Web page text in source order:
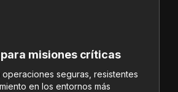
misiones críticas
seguras, resistentes
en los entornos más